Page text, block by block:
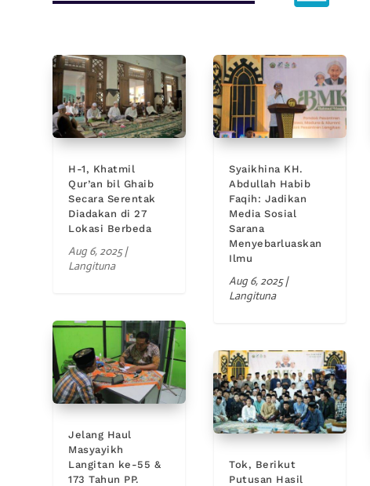
H-1, Khatmil
Qur’an bil Ghaib
Secara Serentak
Diadakan di 27
Lokasi Berbeda
Aug 6, 2025|
Langituna
Jelang Haul
Masyayikh
Langitan ke-55 &
173 Tahun PP.
Syaikhina KH.
Abdullah Habib
Faqih: Jadikan
Media Sosial
Sarana
Menyebarluaskan
Ilmu
Aug 6, 2025|
Langituna
Tok, Berikut
Putusan Hasil